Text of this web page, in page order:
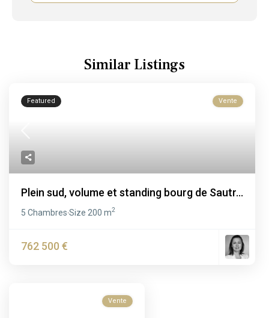
Similar Listings
Featured Vente
Plein sud, volume et standing bourg de Sautr...
5 Chambres·Size 200 m2
762 500 €
Vente